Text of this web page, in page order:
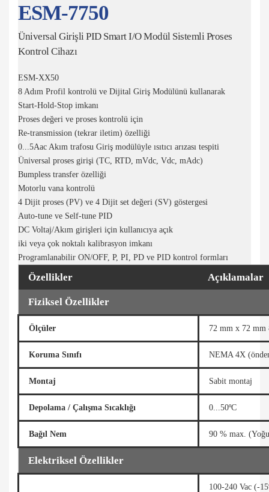
ESM-7750
Üniversal Girişli PID Smart I/O Modül Sistemli Proses
Kontrol Cihazı
ESM-XX50
8 Adım Profil kontrolü ve Dijital Giriş Modülünü kullanarak
Start-Hold-Stop imkanı
Proses değeri ve proses kontrolü için
Re-transmission (tekrar iletim) özelliği
0...5Aac Akım trafosu Giriş modülüyle ısıtıcı arızası tespiti
Üniversal proses girişi (TC, RTD, mVdc, Vdc, mAdc)
Bumpless transfer özelliği
Motorlu vana kontrolü
4 Dijit proses (PV) ve 4 Dijit set değeri (SV) göstergesi
Auto-tune ve Self-tune PID
DC Voltaj/Akım girişleri için kullanıcıya açık
iki veya çok noktalı kalibrasyon imkanı
Programlanabilir ON/OFF, P, PI, PD ve PID kontrol formları
Özellikler Açıklamalar
Fiziksel Özellikler
Ölçüler 72 mm x 72 mm
Koruma Sınıfı NEMA 4X
Montaj Sabit montaj
Depolama / Çalışma Sıcaklığı 0...50ºC
Bağıl Nem 90 % max.
Elektriksel Özellikler
100-240 Vac (-